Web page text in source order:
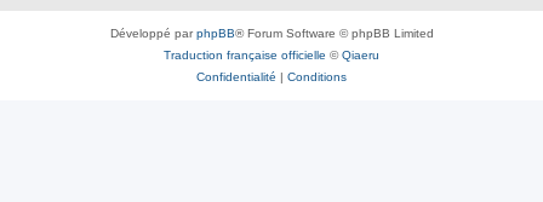
Développé parphpBB® Forum Software © phpBB Limited
Traduction française officielle ©Qiaeru
Confidentialité | Conditions